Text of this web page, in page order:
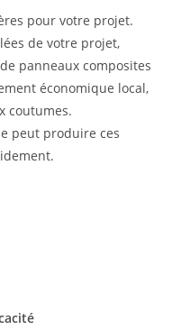
pour votre projet.
de votre projet,
panneaux composites
économique local,
coutumes.
peut produire ces